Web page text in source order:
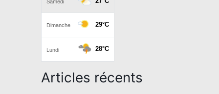
Articles récents